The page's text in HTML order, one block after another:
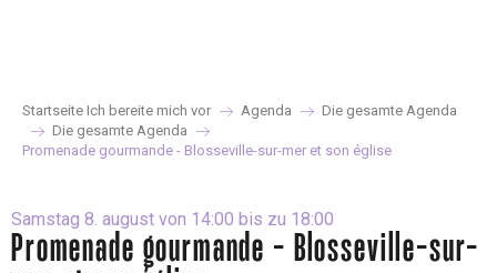
Startseite Ich bereite mich vor Agenda
Die gesamte Agenda
Die gesamte Agenda
Promenade gourmande - Blosseville-sur-mer et son église
Samstag 8. august von 14:00 bis zu 18:00
Promenade gourmande - Blosseville-sur-